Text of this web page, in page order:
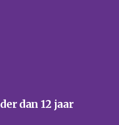
dan 12 jaar